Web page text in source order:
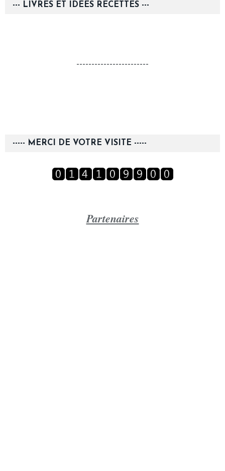
--- LIVRES ET IDÉES RECETTES ---
------------------------
----- MERCI DE VOTRE VISITE -----
Partenaires